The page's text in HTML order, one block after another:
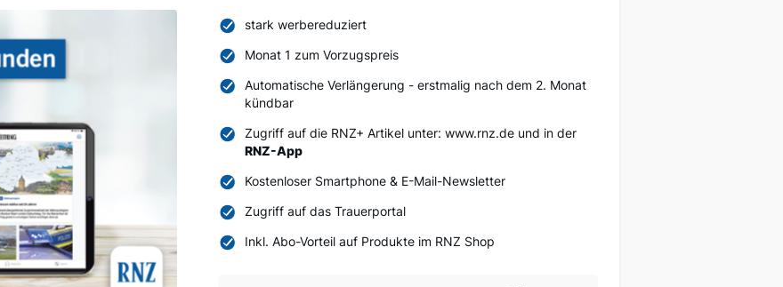
stark werbereduziert
Monat 1 zum Vorzugspreis
Automatische Verlängerung - erstmalig nach dem 2. Monat
kündbar
Zugriff auf die RNZ+ Artikel unter: www.rnz.de und in der
RNZ-App
Kostenloser Smartphone & E-Mail-Newsletter
Zugriff auf das Trauerportal
Inkl. Abo-Vorteil auf Produkte im RNZ Shop